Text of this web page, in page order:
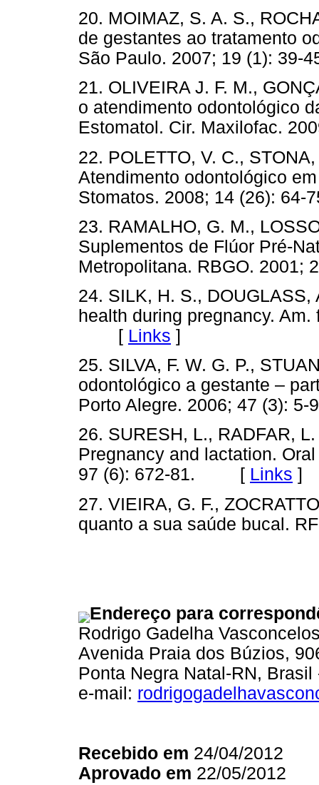
20. MOIMAZ, S. A. S.,
de gestantes ao tratamento
São Paulo. 2007; 19 (1):
21. OLIVEIRA J. F. M.,
o atendimento odontológico
Estomatol. Cir. Maxilofac.
22. POLETTO, V. C.,
Atendimento odontológico
Stomatos. 2008; 14 (26):
23. RAMALHO, G. M.,
Suplementos de Flúor Pré-
Metropolitana. RBGO.
24. SILK, H. S.,
health during pregnancy.
[ Links ]
25. SILVA, F. W. G. P.,
odontológico a gestante –
Porto Alegre. 2006; 47 (3): 5-
26. SURESH, L., RADFAR,
Pregnancy and lactation.
97 (6): 672-81. [ Links ]
27. VIEIRA, G. F.,
quanto a sua saúde
Endereço para
Rodrigo Gadelha
Avenida Praia dos Búzios,
Ponta Negra Natal-RN,
e-mail:
Recebido em 24/04/2012
Aprovado em 22/05/2012